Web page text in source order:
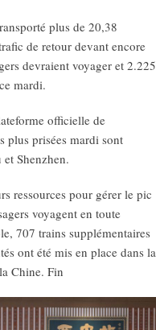
plus de 20,38
de retour devant encore
devraient voyager et 2.225
mardi.
officielle de
plus prisées mardi sont
Shenzhen.
ressources pour gérer le pic
voyagent en toute
707 trains supplémentaires
ont été mis en place dans la
Chine. Fin